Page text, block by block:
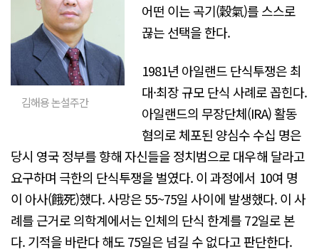
김해용 논설주간
어떤 이는 곡기(穀氣)를 스스로
끊는 선택을 한다.
1981년 아일랜드 단식투쟁은 최
대·최장 규모 단식 사례로 꼽힌다.
아일랜드의 무장단체(IRA) 활동
혐의로 체포된 양심수 수십 명은
당시 영국 정부를 향해 자신들을 정치범으로 대우해 달라고
요구하며 극한의 단식투쟁을 벌였다. 이 과정에서 10여 명
이 아사(餓死)했다. 사망은 55~75일 사이에 발생했다. 이 사
례를 근거로 의학계에서는 인체의 단식 한계를 72일로 본
다. 기적을 바란다 해도 75일은 넘길 수 없다고 판단한다.